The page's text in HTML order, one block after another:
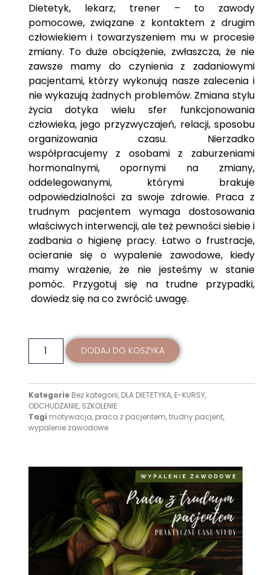
Dietetyk, lekarz, trener – to zawody
pomocowe, związane z kontaktem z drugim
człowiekiem i towarzyszeniem mu w procesie
zmiany. To duże obciążenie, zwłaszcza, że nie
zawsze mamy do czynienia z zadaniowymi
pacjentami, którzy wykonują nasze zalecenia i
nie wykazują żadnych problemów. Zmiana stylu
życia dotyka wielu sfer funkcjonowania
człowieka, jego przyzwyczajeń, relacji, sposobu
organizowania czasu. Nierzadko
współpracujemy z osobami z zaburzeniami
hormonalnymi, opornymi na zmiany,
oddelegowanymi, którymi brakuje
odpowiedzialności za swoje zdrowie. Praca z
trudnym pacjentem wymaga dostosowania
właściwych interwencji, ale też pewności siebie i
zadbania o higienę pracy. Łatwo o frustracje,
ocieranie się o wypalenie zawodowe, kiedy
mamy wrażenie, że nie jesteśmy w stanie
pomóc. Przygotuj się na trudne przypadki,
dowiedz się na co zwrócić uwagę.
DODAJ DO KOSZYKA
Kategorie Bez kategorii, DLA DIETETYKA, E-KURSY,
ODCHUDZANIE, SZKOLENIE
Tagi motywacja, praca z pacjentem,trudny pacjent,
wypalenie zawodowe